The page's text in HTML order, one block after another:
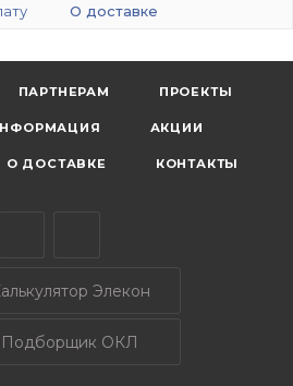
О доставке
ПАРТНЕРАМ ПРОЕКТЫ
АКЦИИ
О ДОСТАВКЕ КОНТАКТЫ
Элекон
Подборщик ОКЛ